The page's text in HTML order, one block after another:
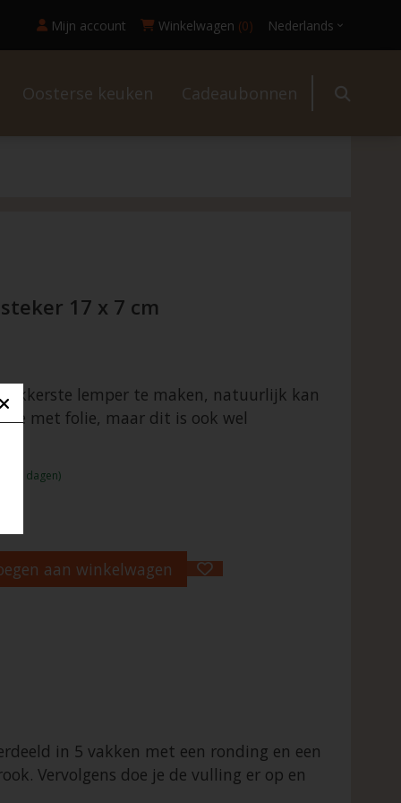
Mijn account Winkelwagen (0) Nederlands
Oosterse keuken Cadeaubonnen
17 x 7 cm
lekkerste lemper te maken, natuurlijk kan
met folie, maar dit is ook wel
- 2 dagen)
aan winkelwagen
in 5 vakken met een ronding en een
Vervolgens doe je de vulling er op en